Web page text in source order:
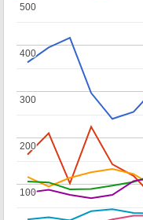
100
100
200
200
300
300
400
400
500
500